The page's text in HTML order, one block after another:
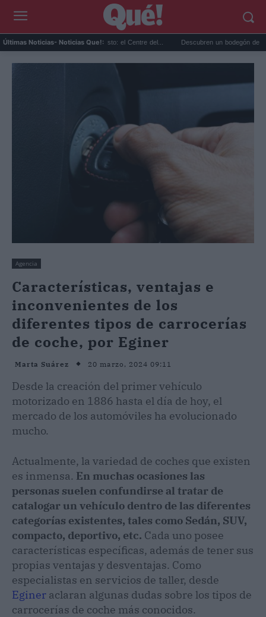
Últimas Noticias- Noticias Que!:
gratis en Valencia en agosto: el Centre del... Descubren un bodegón de Clara
Agencia
Características, ventajas e
inconvenientes de los
diferentes tipos de carrocerías
de coche, por Eginer
Marta Suárez 20 marzo, 2024 09:11
Desde la creación del primer vehículo
motorizado en 1886 hasta el día de hoy, el
mercado de los automóviles ha evolucionado
mucho.
Actualmente, la variedad de coches que existen
es inmensa. En muchas ocasiones las
personas suelen confundirse al tratar de
catalogar un vehículo dentro de las diferentes
categorías existentes, tales como Sedán, SUV,
compacto, deportivo, etc. Cada uno posee
características específicas, además de tener sus
propias ventajas y desventajas. Como
especialistas en servicios de taller, desde
Eginer aclaran algunas dudas sobre los tipos de
carrocerías de coche más conocidos.